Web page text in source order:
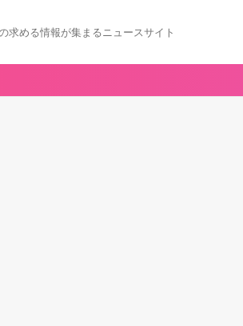
求める情報が集まるニュースサイト